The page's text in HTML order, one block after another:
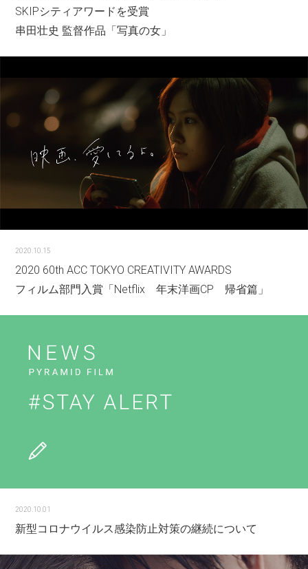
SKIPシティアワードを受賞
串田壮史 監督作品「写真の女」
2020.10.15
2020 60th ACC TOKYO CREATIVITY AWARDS
フィルム部門入賞「Netflix 年末洋画CP 帰省篇」
2020.10.01
新型コロナウイルス感染防止対策の継続について